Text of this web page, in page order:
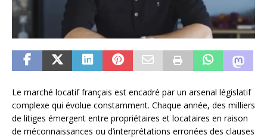
Le marché locatif français est encadré par un arsenal législatif
complexe qui évolue constamment. Chaque année, des milliers
de litiges émergent entre propriétaires et locataires en raison
de méconnaissances ou d’interprétations erronées des clauses